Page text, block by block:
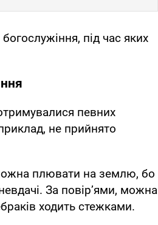
під час яких
певних
не прийнято
плювати на землю, бо
За повір’ями, можна
ходить стежками.